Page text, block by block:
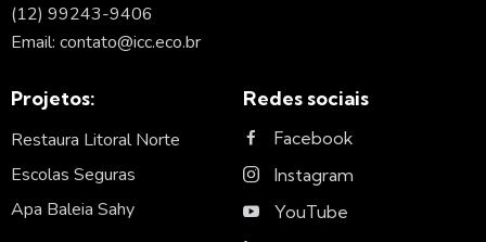
(12) 99243-9406
Email: contato@icc.eco.br
Projetos:
Restaura Litoral Norte
Escolas Seguras
Apa Baleia Sahy
Redes sociais
Facebook
Instagram
YouTube